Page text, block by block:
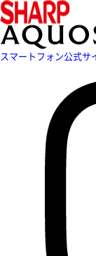
スマートフォン公式サ